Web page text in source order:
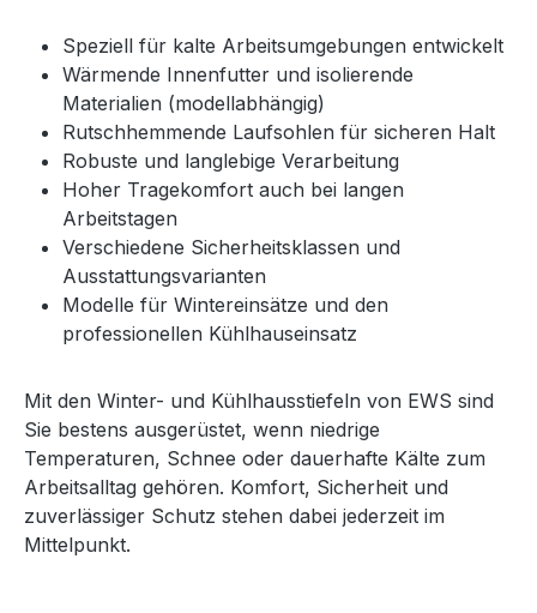
Speziell für kalte Arbeitsumgebungen entwickelt
Wärmende Innenfutter und isolierende
Materialien (modellabhängig)
Rutschhemmende Laufsohlen für sicheren Halt
Robuste und langlebige Verarbeitung
Hoher Tragekomfort auch bei langen
Arbeitstagen
Verschiedene Sicherheitsklassen und
Ausstattungsvarianten
Modelle für Wintereinsätze und den
professionellen Kühlhauseinsatz
Mit den Winter- und Kühlhausstiefeln von EWS sind
Sie bestens ausgerüstet, wenn niedrige
Temperaturen, Schnee oder dauerhafte Kälte zum
Arbeitsalltag gehören. Komfort, Sicherheit und
zuverlässiger Schutz stehen dabei jederzeit im
Mittelpunkt.